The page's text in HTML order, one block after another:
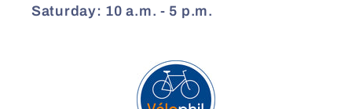
Saturday: 10 a.m. - 5 p.m.